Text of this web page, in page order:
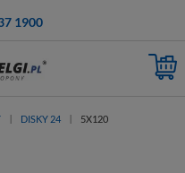
1900
DISKY 24 5X120